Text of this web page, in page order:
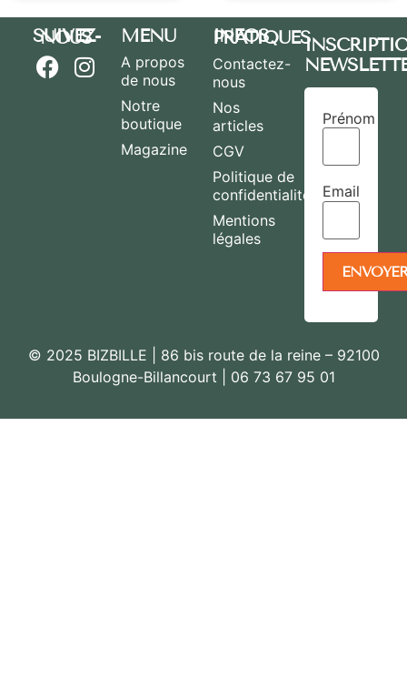
SUIVEZ-NOUS MENU
A propos
de nous
Notre
boutique
Magazine
INFOS PRATIQUES
Contactez-
nous
Nos
articles
CGV
Politique de
confidentialité
Mentions
légales
Prénom
Email
© 2025 BIZBILLE | 86 bis route de la reine – 92100
Boulogne-Billancourt | 06 73 67 95 01